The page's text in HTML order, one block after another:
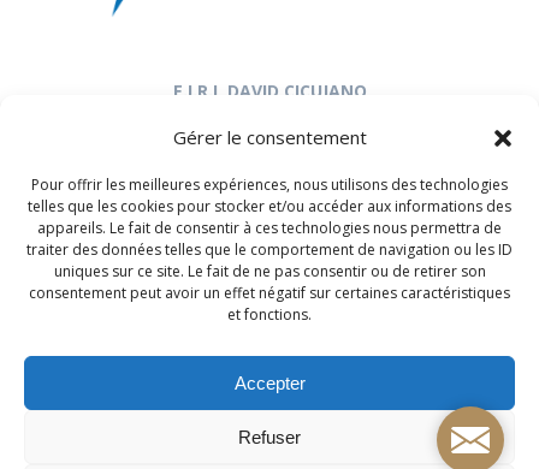
Gérer le consentement
Pour offrir les meilleures expériences, nous utilisons des technologies
telles que les cookies pour stocker et/ou accéder aux informations des
appareils. Le fait de consentir à ces technologies nous permettra de
traiter des données telles que le comportement de navigation ou les ID
uniques sur ce site. Le fait de ne pas consentir ou de retirer son
consentement peut avoir un effet négatif sur certaines caractéristiques
et fonctions.
Accepter
Refuser
E.I.R.L DAVID CICUJANO
64110 Jurançon
clbatsolutions@hotmail.com
Retrouvez-nous sur les Réseaux Sociaux :
CL Bat Solutions - Électricien Pau, Lons, Lescar,
Mail